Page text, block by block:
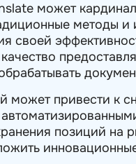
может
методы и
своей
может привести
позиций